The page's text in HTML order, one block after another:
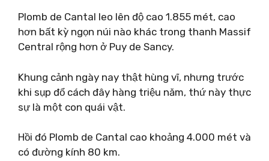
Plomb de Cantal leo lên độ cao 1.855 mét, cao
hơn bất kỳ ngọn núi nào khác trong thanh Massif
Central rộng hơn ở Puy de Sancy.
Khung cảnh ngày nay thật hùng vĩ, nhưng trước
khi sụp đổ cách đây hàng triệu năm, thứ này thực
sự là một con quái vật.
Hồi đó Plomb de Cantal cao khoảng 4.000 mét và
có đường kính 80 km.